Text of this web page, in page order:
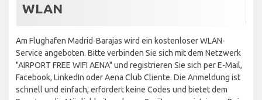
WLAN
Am Flughafen Madrid-Barajas wird ein kostenloser WLAN-
Service angeboten. Bitte verbinden Sie sich mit dem Netzwerk
"AIRPORT FREE WIFI AENA" und registrieren Sie sich per E-Mail,
Facebook, LinkedIn oder Aena Club Cliente. Die Anmeldung ist
schnell und einfach, erfordert keine Codes und bietet dem